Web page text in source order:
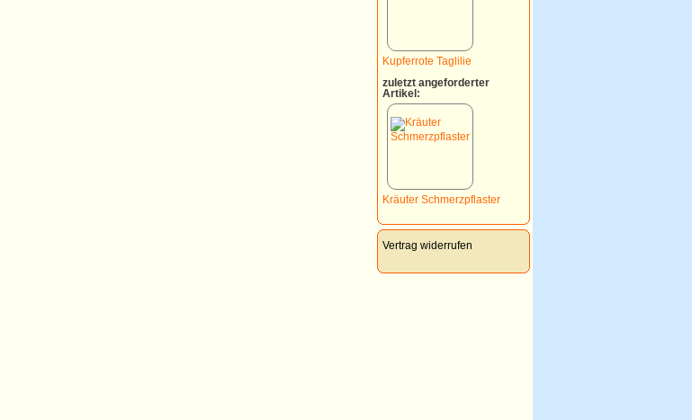
Kupferrote Taglilie
zuletzt angeforderter
Artikel:
Kräuter Schmerzpflaster
Vertrag widerrufen